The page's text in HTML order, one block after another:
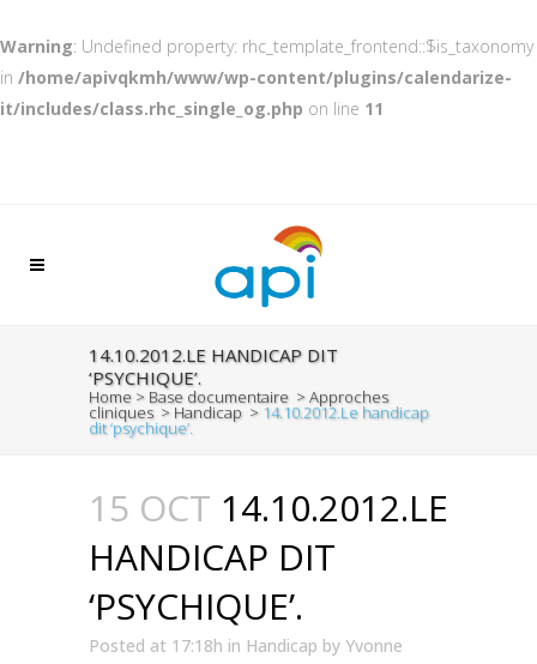
Warning: Undefined property: rhc_template_frontend::$is_taxonomy
in /home/apivqkmh/www/wp-content/plugins/calendarize-
it/includes/class.rhc_single_og.php on line 11
14.10.2012.LE HANDICAP DIT
‘PSYCHIQUE’.
Home > Base documentaire >Approches
cliniques > Handicap > 14.10.2012.Le handicap
dit ‘psychique’.
15 OCT 14.10.2012.LE
HANDICAP DIT
‘PSYCHIQUE’.
Posted at 17:18h in Handicap by Yvonne